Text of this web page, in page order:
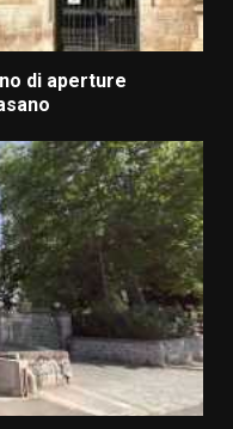
di aperture